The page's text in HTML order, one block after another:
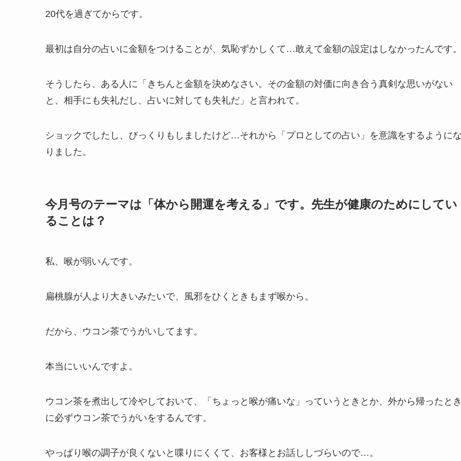
20代を過ぎてからです。
最初は自分の占いに金額をつけることが、気恥ずかしくて…敢えて金額の設定はしなかったんです
そうしたら、ある人に「きちんと金額を決めなさい。その金額の対価に向き合う真剣な思いがない
と、相手にも失礼だし、占いに対しても失礼だ」と言われて。
ショックでしたし、びっくりもしましたけど…それから「プロとしての占い」を意識をするように
りました。
今月号のテーマは「体から開運を考える」です。先生が健康のためにしてい
ることは？
私、喉が弱いんです。
扁桃腺が人より大きいみたいで、風邪をひくときもまず喉から。
だから、ウコン茶でうがいしてます。
本当にいいんですよ。
ウコン茶を煮出して冷やしておいて、「ちょっと喉が痛いな」っていうときとか、外から帰ったと
に必ずウコン茶でうがいをするんです。
やっぱり喉の調子が良くないと喋りにくくて、お客様とお話ししづらいので…。